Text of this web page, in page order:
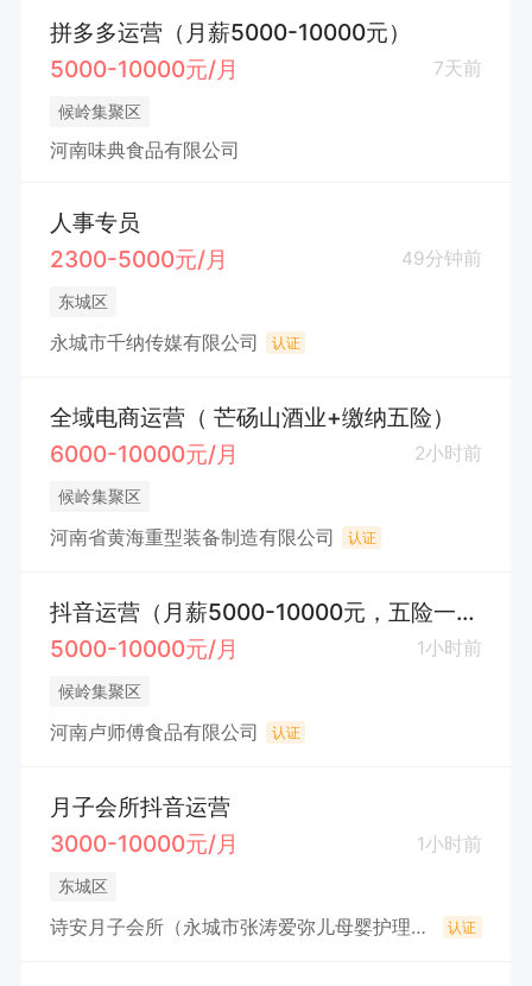
拼多多运营（月薪5000-10000元）
5000-10000元/月
7天前
候岭集聚区
河南味典食品有限公司
人事专员
2300-5000元/月
49分钟前
东城区
永城市千纳传媒有限公司 认证
全域电商运营（ 芒砀山酒业+缴纳五险）
6000-10000元/月
2小时前
候岭集聚区
河南省黄海重型装备制造有限公司 认证
抖音运营（月薪5000-10000元，五险一金）
5000-10000元/月
1小时前
候岭集聚区
河南卢师傅食品有限公司 认证
月子会所抖音运营
3000-10000元/月
1小时前
东城区
诗安月子会所（永城市张涛爱弥儿母婴护理店） 认证